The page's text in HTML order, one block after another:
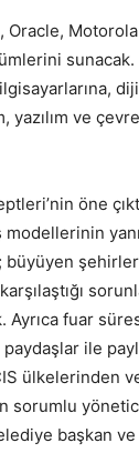
Oracle,
sunacak.
yazılım ve
öne
fuar
ile
ülkelerinden
sorumlu
başkan ve